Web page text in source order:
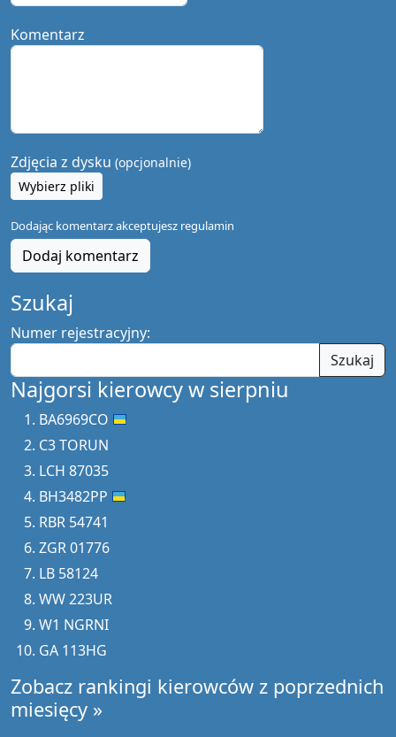
Komentarz
Zdjęcia z dysku (opcjonalnie)
Wybierz pliki
Dodając komentarz akceptujesz regulamin
Dodaj komentarz
Szukaj
Numer rejestracyjny:
Szukaj
Najgorsi kierowcy w sierpniu
BA6969CO
C3 TORUN
LCH 87035
BH3482PP
RBR 54741
ZGR 01776
LB 58124
WW 223UR
W1 NGRNI
GA 113HG
Zobacz rankingi kierowców z poprzednich
miesięcy »